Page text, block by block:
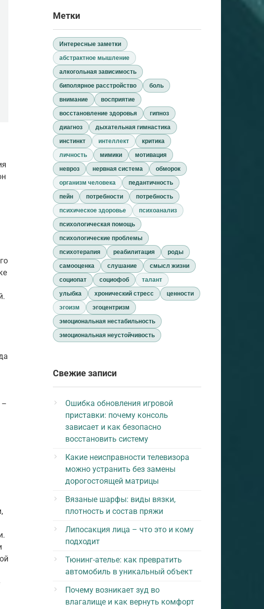
Метки
Интересные заметки
абстрактное мышление
алкогольная зависимость
биполярное расстройство
боль
внимание
восприятие
восстановление здоровья
гипноз
диагноз
дыхательная гимнастика
инстинкт
интеллект
критика
личность
мимики
мотивация
невроз
нервная система
обморок
организм человека
педантичность
пейн
потребности
потребность
психическое здоровье
психоанализ
психологическая помощь
психологические проблемы
психотерапия
реабилитация
роды
самооценка
слушание
смысл жизни
социопат
социофоб
талант
улыбка
хронический стресс
ценности
эгоизм
эгоцентризм
эмоциональная нестабильность
эмоциональная неустойчивость
Свежие записи
Ошибка обновления игровой
приставки: почему консоль
зависает и как безопасно
восстановить систему
Какие неисправности телевизора
можно устранить без замены
дорогостоящей матрицы
Вязаные шарфы: виды вязки,
плотность и состав пряжи
Липосакция лица – что это и кому
подходит
Тюнинг-ателье: как превратить
автомобиль в уникальный объект
Почему возникает зуд во
влагалище и как вернуть комфорт